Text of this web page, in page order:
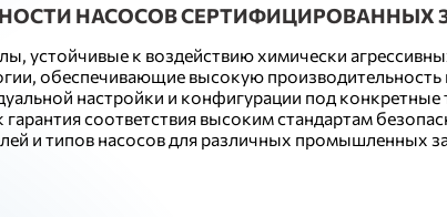
НАСОСОВ СЕРТИФИЦИРОВАННЫХ
устойчивые к воздействию химически
обеспечивающие высокую
настройки и конфигурации под конкретные
соответствия высоким стандартам
и типов насосов для различных промышленных